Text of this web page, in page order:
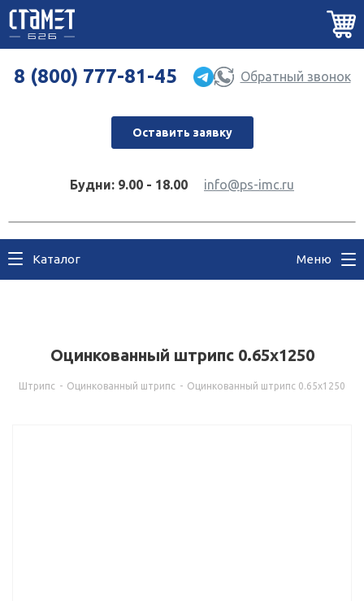
8 (800) 777-81-45 Обратный звонок
Оставить заявку
Будни: 9.00 - 18.00 info@ps-imc.ru
Каталог Меню
Оцинкованный штрипс 0.65х1250
Штрипс - Оцинкованный штрипс - Оцинкованный штрипс 0.65х1250